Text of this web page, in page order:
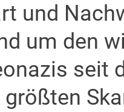
und
um den
seit
größten